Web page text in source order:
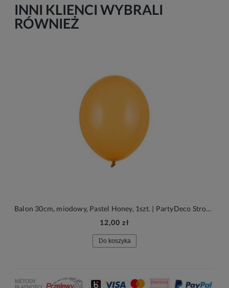
INNI KLIENCI WYBRALI
RÓWNIEŻ
Balon 30cm, miodowy, Pastel Honey, 1szt. | PartyDeco Strong Balloons + HEL (odbiór osobisty, dostawa, Kraków)
12,00 zł
Do koszyka